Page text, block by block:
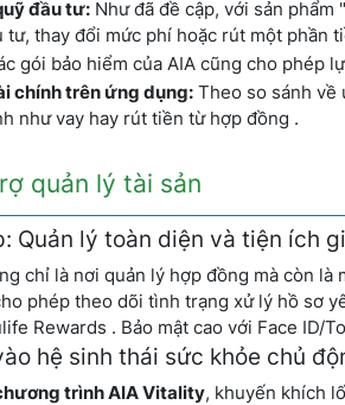
đầu tư: Như đã đề cập, với sản
tư, thay đổi mức phí hoặc rút một phần
gói bảo hiểm của AIA cũng cho phép
chính trên ứng dụng: Theo so sánh về
như vay hay rút tiền từ hợp đồng .
quản lý tài sản
Quản lý toàn diện và tiện ích
chỉ là nơi quản lý hợp đồng mà còn
phép theo dõi tình trạng xử lý hồ sơ
Rewards . Bảo mật cao với Face ID/
hệ sinh thái sức khỏe chủ
trình AIA Vitality, khuyến khích